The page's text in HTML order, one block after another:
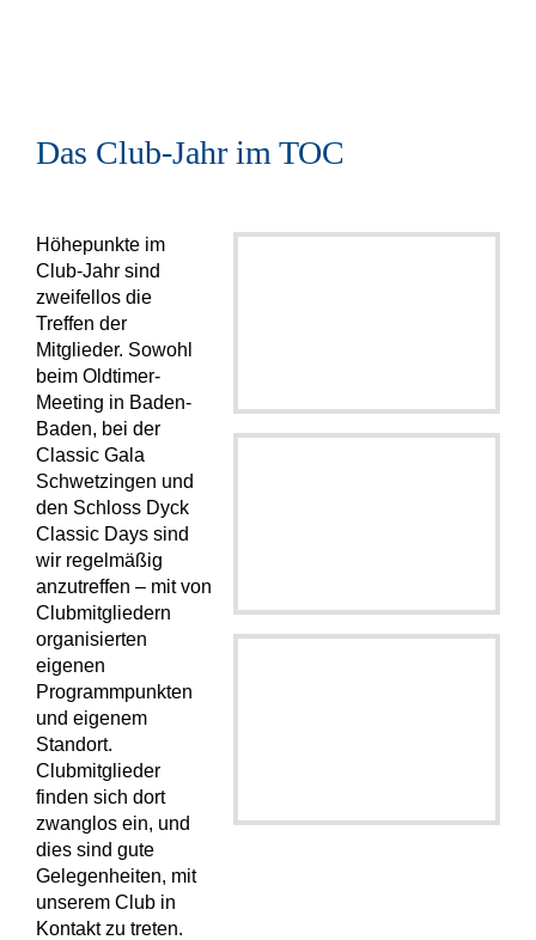
Das Club-Jahr im TOC
Höhepunkte im
Club-Jahr sind
zweifellos die
Treffen der
Mitglieder. Sowohl
beim Oldtimer-
Meeting in Baden-
Baden, bei der
Classic Gala
Schwetzingen und
den Schloss Dyck
Classic Days sind
wir regelmäßig
anzutreffen – mit von
Clubmitgliedern
organisierten
eigenen
Programmpunkten
und eigenem
Standort.
Clubmitglieder
finden sich dort
zwanglos ein, und
dies sind gute
Gelegenheiten, mit
unserem Club in
Kontakt zu treten.